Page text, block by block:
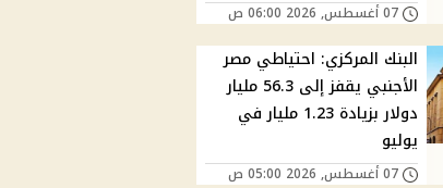
07 أغسطس, 2026 06:00 ص
البنك المركزي: احتياطي مصر
الأجنبي يقفز إلى 56.3 مليار
دولار بزيادة 1.23 مليار في
يوليو
07 أغسطس, 2026 05:00 ص